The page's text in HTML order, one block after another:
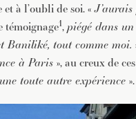
à l’oubli de soi. «
1,piégé dans
Baniliké, tout comme moi.
à Paris », au creux de
toute autre expérience ».